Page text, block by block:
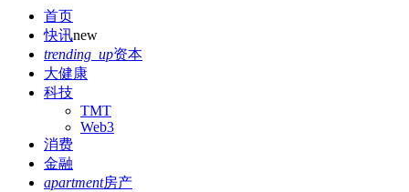
首页
快讯new
trending_up资本
大健康
科技
TMT
Web3
消费
金融
apartment房产